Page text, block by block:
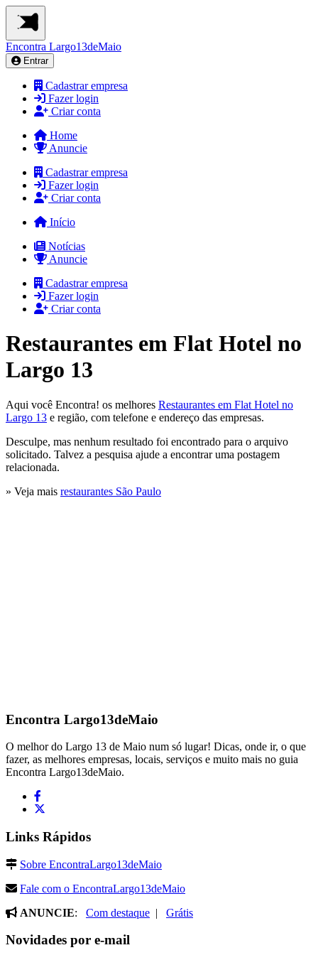
Encontra Largo13deMaio
Entrar
Cadastrar empresa
Fazer login
Criar conta
Home
Anuncie
Cadastrar empresa
Fazer login
Criar conta
Início
Notícias
Anuncie
Cadastrar empresa
Fazer login
Criar conta
Restaurantes em Flat Hotel no
Largo 13
Aqui você Encontra! os melhores Restaurantes em Flat Hotel no
Largo 13 e região, com telefone e endereço das empresas.
Desculpe, mas nenhum resultado foi encontrado para o arquivo
solicitado. Talvez a pesquisa ajude a encontrar uma postagem
relacionada.
» Veja mais restaurantes São Paulo
Encontra Largo13deMaio
O melhor do Largo 13 de Maio num só lugar! Dicas, onde ir, o que
fazer, as melhores empresas, locais, serviços e muito mais no guia
Encontra Largo13deMaio.
Links Rápidos
Sobre EncontraLargo13deMaio
Fale com o EncontraLargo13deMaio
ANUNCIE: Com destaque | Grátis
Novidades por e-mail